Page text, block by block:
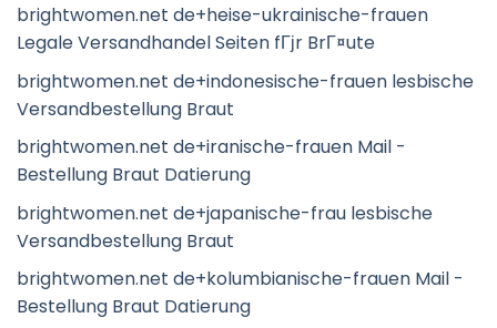
brightwomen.net de+heise-ukrainische-frauen
Legale Versandhandel Seiten fГјr BrГ¤ute
brightwomen.net de+indonesische-frauen lesbische
Versandbestellung Braut
brightwomen.net de+iranische-frauen Mail -
Bestellung Braut Datierung
brightwomen.net de+japanische-frau lesbische
Versandbestellung Braut
brightwomen.net de+kolumbianische-frauen Mail -
Bestellung Braut Datierung